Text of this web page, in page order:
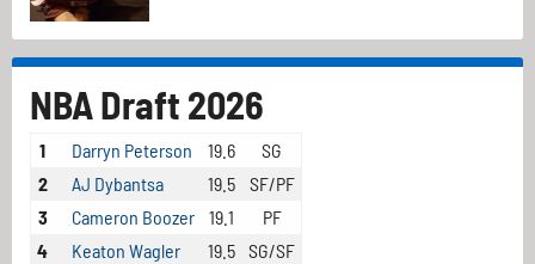
NBA Draft 2026
1 Darryn Peterson 19.6
SG
2
AJ Dybantsa 19.5
SF/PF
3
Cameron Boozer 19.1
PF
4
Keaton Wagler 19.5 SG/SF